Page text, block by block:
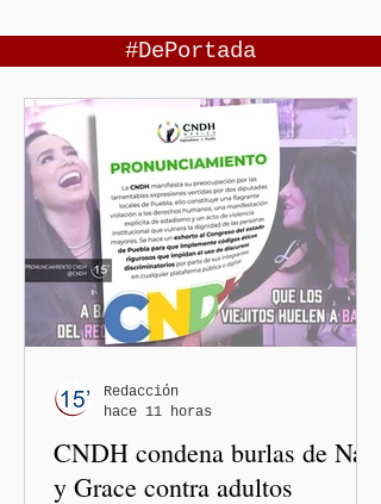
#DePortada
CNDH condena burlas de Nay
y Grace contra adultos
Redacción
hace 11 horas